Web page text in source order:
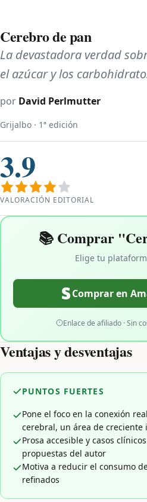
Cerebro de pan
La devastadora verdad
el azúcar y los
por David Perlmutter
Grijalbo · 1ª edición
3.9
VALORACIÓN EDITORIAL
📚 Comprar
Elige tu
Comprar en
Enlace de afiliado · Sin
Ventajas y desventajas
PUNTOS FUERTES
Pone el foco en la conexión
cerebral, un área de creciente
Prosa accesible y casos
propuestas del autor
Motiva a reducir el consumo
refinados